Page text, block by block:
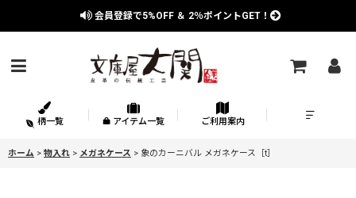
会員登録で5%OFF ＆ 2％ポイントGET！
柄一覧 アイテム一覧 ご利用案内
ホーム > 物入れ > メガネケース > 象のカーニバル メガネケース［t］